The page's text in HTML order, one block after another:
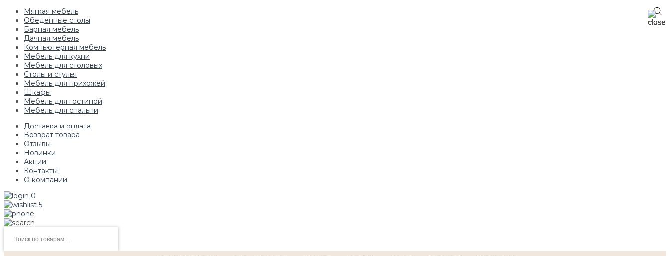
Мягкая мебель
Обеденные столы
Барная мебель
Дачная мебель
Компьютерная мебель
Мебель для кухни
Мебель для столовых
Столы и стулья
Мебель для прихожей
Шкафы
Мебель для гостиной
Мебель для спальни
Доставка и оплата
Возврат товара
Отзывы
Новинки
Акции
Контакты
О компании
0
5
товаров